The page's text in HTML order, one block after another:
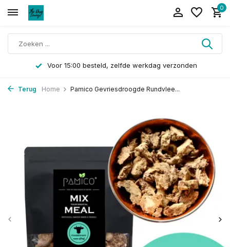
0
Voor 15:00 besteld, zelfde werkdag verzonden
Terug Home Pamico Gevriesdroogde Rundvlee...